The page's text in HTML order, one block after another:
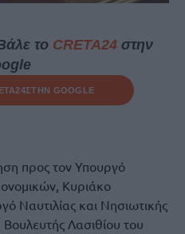
το CRETA24στην
ΣΤΗΝ GOOGLE
προς τον Υπουργό
Κυριάκο
Ναυτιλίας και Νησιωτικής
Βουλευτής Λασιθίου του